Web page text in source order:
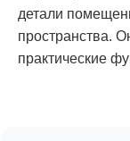
детали
пространства.
практические